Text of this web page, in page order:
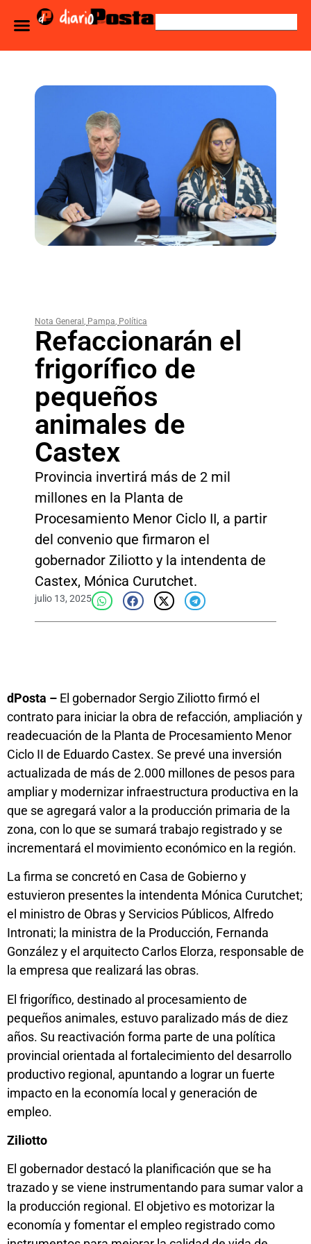
Nota General , Pampa, Política
Refaccionarán el
frigorífico de
pequeños
animales de
Castex
Provincia invertirá más de 2 mil
millones en la Planta de
Procesamiento Menor Ciclo II, a partir
del convenio que firmaron el
gobernador Ziliotto y la intendenta de
Castex, Mónica Curutchet.
julio 13, 2025
dPosta – El gobernador Sergio Ziliotto firmó el
contrato para iniciar la obra de refacción, ampliación y
readecuación de la Planta de Procesamiento Menor
Ciclo II de Eduardo Castex. Se prevé una inversión
actualizada de más de 2.000 millones de pesos para
ampliar y modernizar infraestructura productiva en la
que se agregará valor a la producción primaria de la
zona, con lo que se sumará trabajo registrado y se
incrementará el movimiento económico en la región.
La firma se concretó en Casa de Gobierno y
estuvieron presentes la intendenta Mónica Curutchet;
el ministro de Obras y Servicios Públicos, Alfredo
Intronati; la ministra de la Producción, Fernanda
González y el arquitecto Carlos Elorza, responsable de
la empresa que realizará las obras.
El frigorífico, destinado al procesamiento de
pequeños animales, estuvo paralizado más de diez
años. Su reactivación forma parte de una política
provincial orientada al fortalecimiento del desarrollo
productivo regional, apuntando a lograr un fuerte
impacto en la economía local y generación de
empleo.
Ziliotto
El gobernador destacó la planificación que se ha
trazado y se viene instrumentando para sumar valor a
la producción regional. El objetivo es motorizar la
economía y fomentar el empleo registrado como